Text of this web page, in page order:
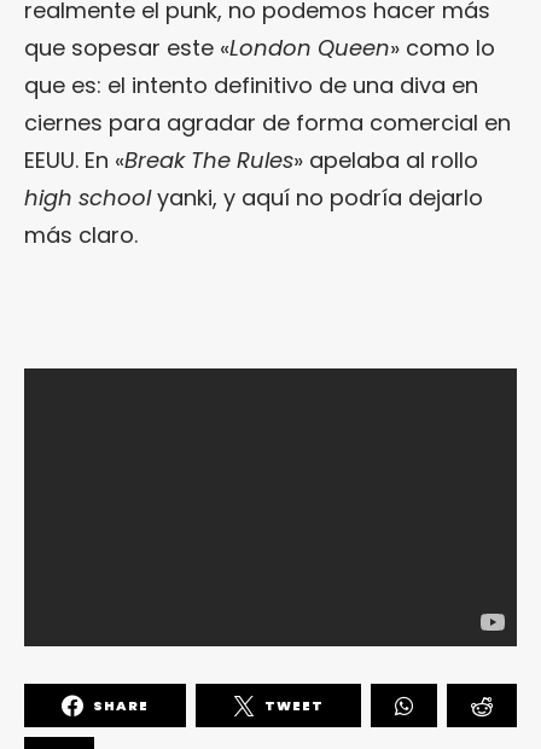
realmente el punk, no podemos hacer más
que sopesar este «London Queen» como lo
que es: el intento definitivo de una diva en
ciernes para agradar de forma comercial en
EEUU. En «Break The Rules» apelaba al rollo
high schoolyanki, y aquí no podría dejarlo
más claro.
SHARE TWEET